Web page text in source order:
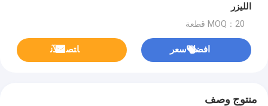
الليزر
MOQ：20 قطعة
افضل سعر ﺎﺘﺼﻟ ﺍﻶﻧ
منتوج وصف